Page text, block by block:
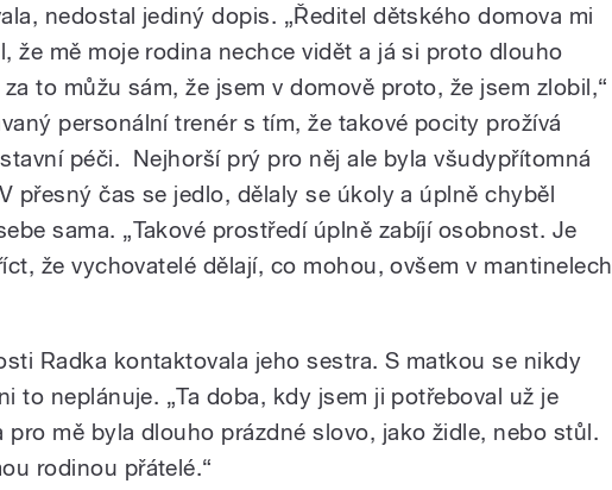
nedostal jediný dopis. „Ředitel dětského domova mi
že mě moje rodina nechce vidět a já si proto dlouho
to můžu sám, že jsem v domově proto, že jsem zlobil,“
personální trenér s tím, že takové pocity prožívá
péči. Nejhorší prý pro něj ale byla všudypřítomná
přesný čas se jedlo, dělaly se úkoly a úplně chyběl
sama. „Takové prostředí úplně zabíjí osobnost. Je
že vychovatelé dělají, co mohou, ovšem v mantinelech
Radka kontaktovala jeho sestra. S matkou se nikdy
to neplánuje. „Ta doba, kdy jsem ji potřeboval už je
pro mě byla dlouho prázdné slovo, jako židle, nebo stůl.
rodinou přátelé.“